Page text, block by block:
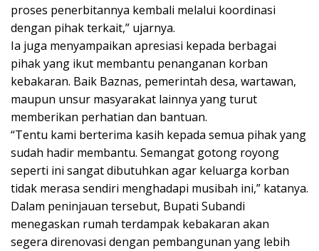
proses penerbitannya kembali melalui koordinasi
dengan pihak terkait,” ujarnya.
Ia juga menyampaikan apresiasi kepada berbagai
pihak yang ikut membantu penanganan korban
kebakaran. Baik Baznas, pemerintah desa, wartawan,
maupun unsur masyarakat lainnya yang turut
memberikan perhatian dan bantuan.
“Tentu kami berterima kasih kepada semua pihak yang
sudah hadir membantu. Semangat gotong royong
seperti ini sangat dibutuhkan agar keluarga korban
tidak merasa sendiri menghadapi musibah ini,” katanya.
Dalam peninjauan tersebut, Bupati Subandi
menegaskan rumah terdampak kebakaran akan
segera direnovasi dengan pembangunan yang lebih